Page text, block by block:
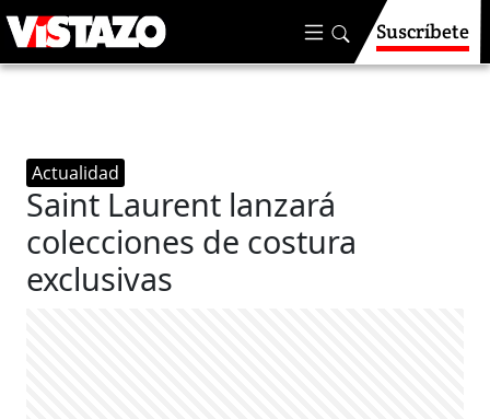
Suscríbete
Actualidad
Saint Laurent lanzará
colecciones de costura
exclusivas